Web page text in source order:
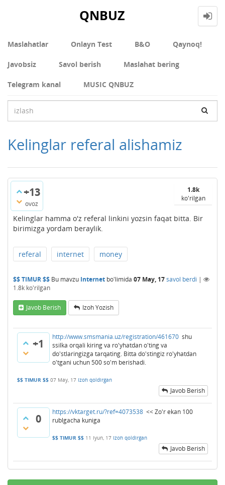
QNBUZ
Maslahatlar Onlayn Test В&О Qaynoq!
Javobsiz Savol berish Maslahat bering
Telegram kanal MUSIC QNBUZ
Kelinglar referal alishamiz
+13
ovoz
1.8k
ko'rilgan
Kelinglar hamma o'z referal linkini yozsin faqat bitta. Bir
birimizga yordam beraylik.
referal internet money
$$ TIMUR $$ Bu mavzu Internet bo'limida 07 May, 17savol berdi |
1.8k ko'rilgan
Javob Berish Izoh Yozish
+1
http://www.smsmania.uz/registration/461670 shu
ssilka orqali kiring va ro'yhatdan o'ting va
do'stlaringizga tarqating. Bitta do'stingiz ro'yhatdan
o'tgani uchun 500 so'm berishadi.
$$ TIMUR $$ 07 May, 17 Izoh qoldirgan
Javob Berish
0
https://vktarget.ru/?ref=4073538 << Zo'r ekan 100
rublgacha kuniga
$$ TIMUR $$ 11 Iyun, 17 Izoh qoldirgan
Javob Berish